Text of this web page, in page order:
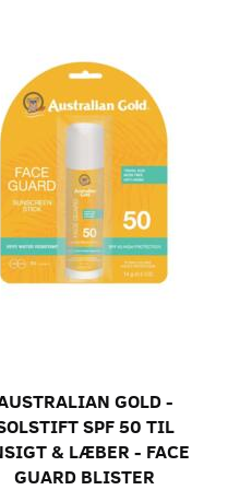
Udsolgt
19,00
GOLD -
SPF 50 TIL
& LÆBER - FACE
GUARD BLISTER